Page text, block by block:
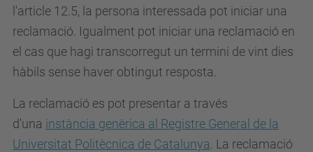
l'article 12.5, la persona interessada pot iniciar una
reclamació. Igualment pot iniciar una reclamació en
el cas que hagi transcorregut un termini de vint dies
hàbils sense haver obtingut resposta.
La reclamació es pot presentar a través
d'una instància genèrica al Registre General de la
Universitat Politècnica de Catalunya . La reclamació